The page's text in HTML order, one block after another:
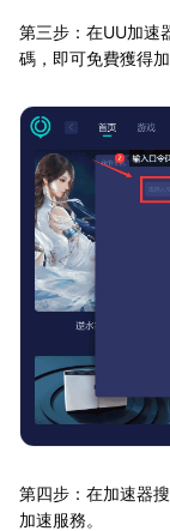
第三步：在UU加速
碼，即可免費獲得加
第四步：在加速器
加速服務。